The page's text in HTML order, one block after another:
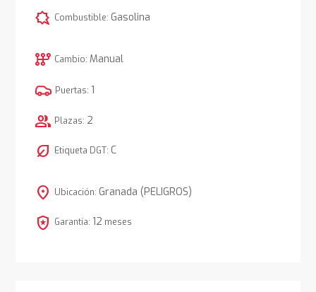
comic_bubble Combustible: Gasolina
auto_transmission Cambio: Manual
Puertas: 1
group Plazas: 2
nest_eco_leaf Etiqueta DGT: C
location_on Ubicación: Granada (PELIGROS)
local_police Garantía: 12 meses